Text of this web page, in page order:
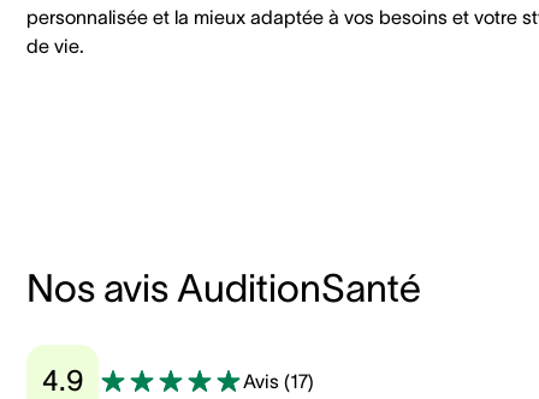
personnalisée et la mieux adaptée à vos besoins et votre
de vie.
Nos avis AuditionSanté
4.9 Avis (17)